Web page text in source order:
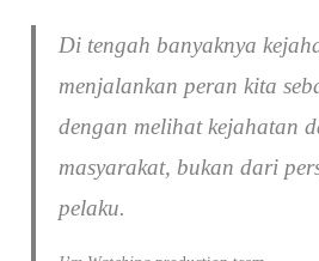
Di tengah banyaknya
menjalankan peran kita
dengan melihat kejahatan
masyarakat, bukan dari
pelaku.